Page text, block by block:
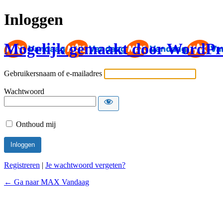
Inloggen
Mogelijk gemaakt door
Gebruikersnaam of e-mailadres
Wachtwoord
Onthoud mij
Registreren | Je wachtwoord vergeten?
← Ga naar MAX Vandaag